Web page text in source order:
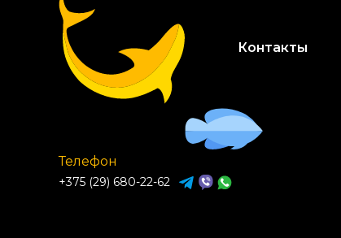
Контакты
Телефон
+375 (29) 680-22-62